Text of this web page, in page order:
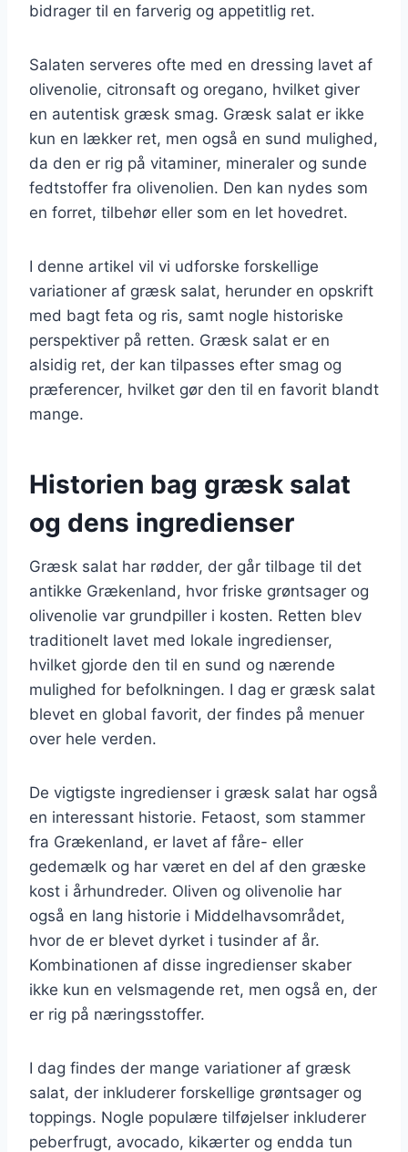
bidrager til en farverig og appetitlig ret.
Salaten serveres ofte med en dressing lavet af
olivenolie, citronsaft og oregano, hvilket giver
en autentisk græsk smag. Græsk salat er ikke
kun en lækker ret, men også en sund mulighed,
da den er rig på vitaminer, mineraler og sunde
fedtstoffer fra olivenolien. Den kan nydes som
en forret, tilbehør eller som en let hovedret.
I denne artikel vil vi udforske forskellige
variationer af græsk salat, herunder en opskrift
med bagt feta og ris, samt nogle historiske
perspektiver på retten. Græsk salat er en
alsidig ret, der kan tilpasses efter smag og
præferencer, hvilket gør den til en favorit blandt
mange.
Historien bag græsk salat
og dens ingredienser
Græsk salat har rødder, der går tilbage til det
antikke Grækenland, hvor friske grøntsager og
olivenolie var grundpiller i kosten. Retten blev
traditionelt lavet med lokale ingredienser,
hvilket gjorde den til en sund og nærende
mulighed for befolkningen. I dag er græsk salat
blevet en global favorit, der findes på menuer
over hele verden.
De vigtigste ingredienser i græsk salat har også
en interessant historie. Fetaost, som stammer
fra Grækenland, er lavet af fåre- eller
gedemælk og har været en del af den græske
kost i århundreder. Oliven og olivenolie har
også en lang historie i Middelhavsområdet,
hvor de er blevet dyrket i tusinder af år.
Kombinationen af disse ingredienser skaber
ikke kun en velsmagende ret, men også en, der
er rig på næringsstoffer.
I dag findes der mange variationer af græsk
salat, der inkluderer forskellige grøntsager og
toppings. Nogle populære tilføjelser inkluderer
peberfrugt, avocado, kikærter og endda tun